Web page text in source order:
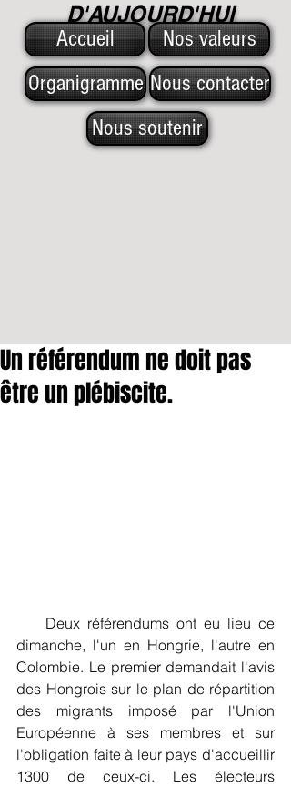
D'AUJOURD'HUI
Accueil
Nos valeurs
Organigramme Nous contacter
Nous soutenir
Un référendum ne doit pas
être un plébiscite.
dimanche, l'un en Hongrie, l'autre en
Colombie. Le premier demandait l'avis
des Hongrois sur le plan de répartition
des migrants imposé par l'Union
Européenne à ses membres et sur
l'obligation faite à leur pays d'accueillir
1300 de ceux-ci. Les électeurs